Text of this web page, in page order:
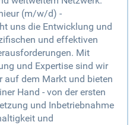
(m/w/d) -
uns die Entwicklung und
und effektiven
Mit
und Expertise sind wir
auf dem Markt und bieten
Hand - von der ersten
und Inbetriebnahme
und